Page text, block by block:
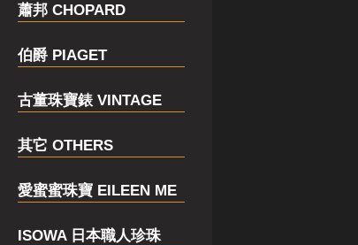
蕭邦 CHOPARD
伯爵 PIAGET
古董珠寶錶 VINTAGE
其它 OTHERS
愛蜜蜜珠寶 EILEEN ME
ISOWA 日本職人珍珠